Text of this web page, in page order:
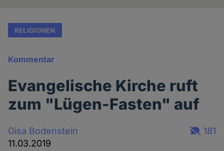
RELIGIONEN
Kommentar
Evangelische Kirche ruft
zum "Lügen-Fasten" auf
Gisa Bodenstein
11.03.2019
181